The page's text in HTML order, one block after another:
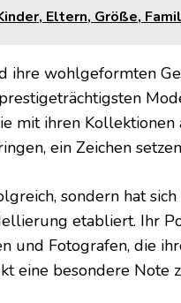
Eltern, Größe,
wohlgeformten
mit ihren
ein Zeichen
sondern hat
etabliert. Ihr
und Fotografen, die
eine besondere Note